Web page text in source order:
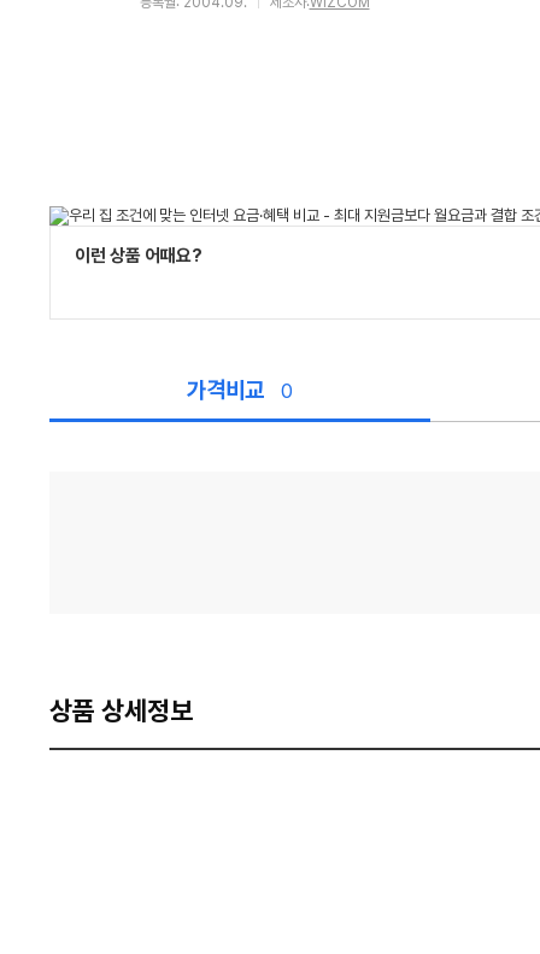
이런 상품 어때요?
가격비교 0
상품 상세정보